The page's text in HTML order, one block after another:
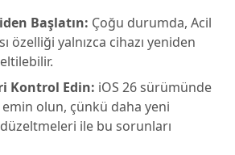
Başlatın: Çoğu durumda, Acil
özelliği yalnızca cihazı yeniden
Kontrol Edin: iOS 26 sürümünde
olun, çünkü daha yeni
ile bu sorunları